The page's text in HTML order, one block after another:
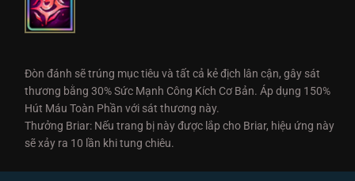
Đòn đánh sẽ trúng mục tiêu và tất cả kẻ địch lân cận, gây sát
thương bằng 30% Sức Mạnh Công Kích Cơ Bản. Áp dụng 150%
Hút Máu Toàn Phần với sát thương này.
Thưởng Briar: Nếu trang bị này được lắp cho Briar, hiệu ứng này
sẽ xảy ra 10 lần khi tung chiêu.